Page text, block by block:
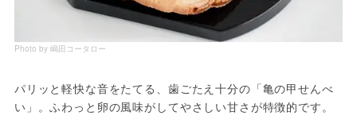
Photo by 嶋田コータロー
パリッと軽快な音をたてる、歯ごたえ十分の「亀の甲せんべ
い」。ふわっと卵の風味がしてやさしい甘さが特徴的です。